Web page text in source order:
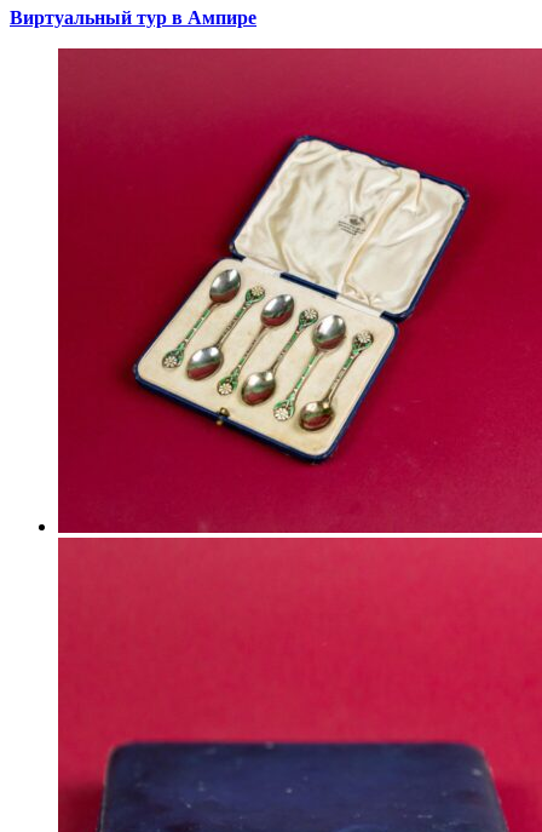
Виртуальный тур в Ампире